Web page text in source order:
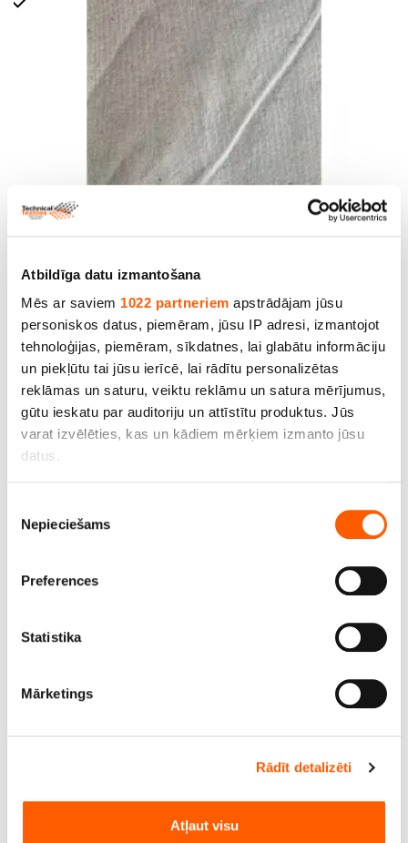
Atbildīga datu izmantošana
Mēs ar saviem 1022 partneriem apstrādājam jūsu
personiskos datus, piemēram, jūsu IP adresi, izmantojot
tehnoloģijas, piemēram, sīkdatnes, lai glabātu informāciju
un piekļūtu tai jūsu ierīcē, lai rādītu personalizētas
reklāmas un saturu, veiktu reklāmu un satura mērījumus,
gūtu ieskatu par auditoriju un attīstītu produktus. Jūs
varat izvēlēties, kas un kādiem mērķiem izmanto jūsu
datus.
apkopot informāciju par jūsu ģeogrāfisko
Identificēt ierīci, veicot aktīvu skenēšanu, lai
pirkstu nospiedumus)
informācijas sadaļā
. Jebkurā laikā no varat mainīt vai
Mēs izmantojam sīkfailus, lai personalizētu saturu un
izmantojat mūsu vietni, mēs arī kopīgojam ar saviem
izvēle
Nepieciešams
Preferences
Statistika
Mārketings
Rādīt detalizēti
Atļaut visu
155 cm, 57% kokvilna un 43% poliesters. Rullis 50
m
Cena līdz 100.00€ *
Ugunsdrošs, ūdensatgrūdošs un skābes izturīgs
piegāde!
Cena līdz 18.00€ *